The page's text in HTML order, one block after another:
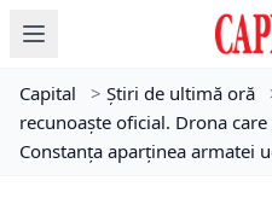
Capital > Știri de ultimă oră
recunoaște oficial. Drona
Constanța aparținea armatei